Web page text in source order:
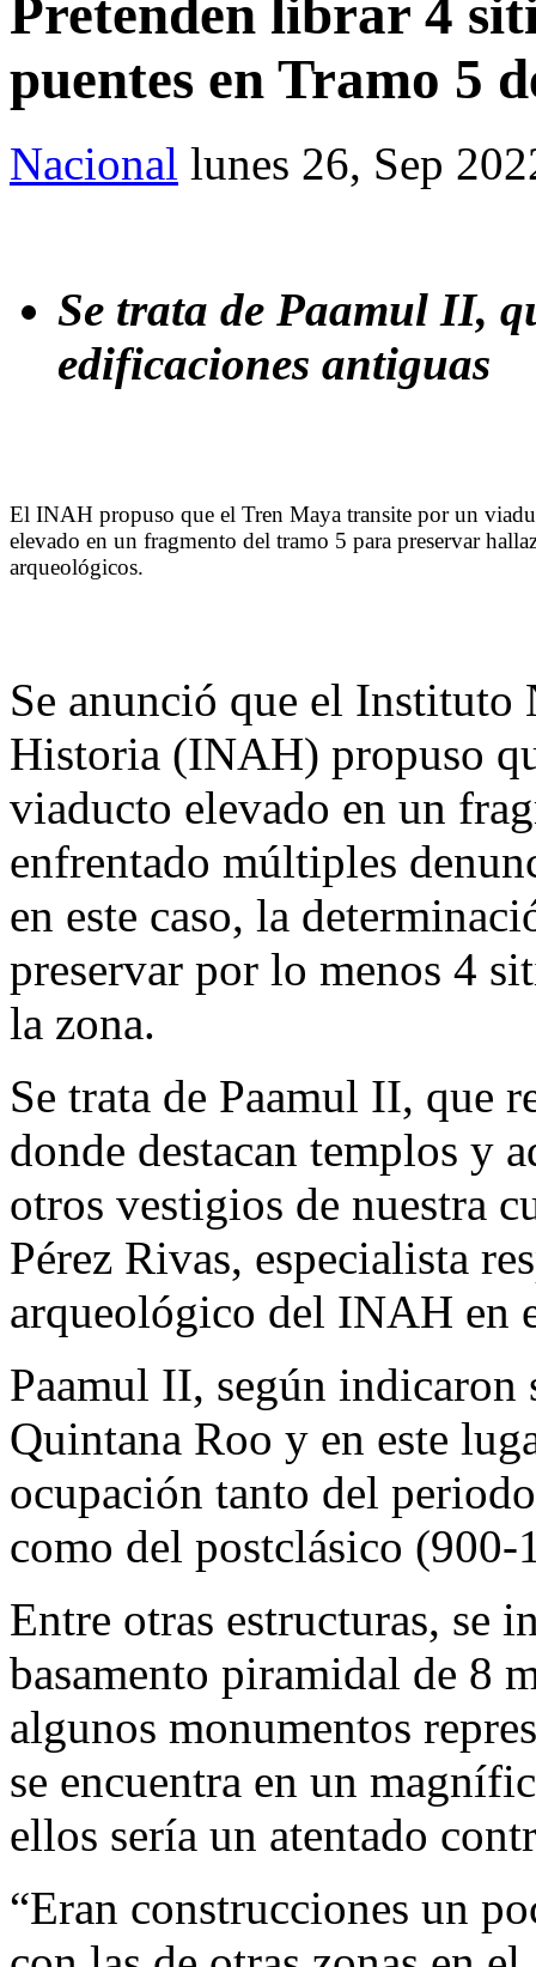
Pretenden librar 4
puentes en Tramo 5
Nacional lunes 26, Sep
Se trata de Paamul II,
edificaciones antiguas
El INAH propuso que el Tren Maya transite por un
elevado en un fragmento del tramo 5 para preservar
arqueológicos.
Se anunció que el
Historia (INAH) propuso
viaducto elevado en un
enfrentado múltiples
en este caso, la
preservar por lo menos 4
la zona.
Se trata de Paamul II, que
donde destacan templos y
otros vestigios de nuestra
Pérez Rivas, especialista
arqueológico del INAH en
Paamul II, según indicaron
Quintana Roo y en este
ocupación tanto del
como del postclásico (900-
Entre otras estructuras, se
basamento piramidal de 8
algunos monumentos
se encuentra en un
ellos sería un atentado
“Eran construcciones un